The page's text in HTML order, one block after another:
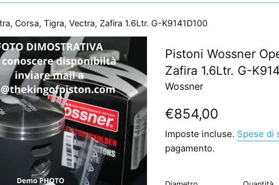
Corsa, Tigra, Vectra, Zafira 1.6Ltr. G-K9141D100
Pistoni Wossner
Zafira 1.6Ltr. G-
Wossner
Prezzo
listino
€854,00
Imposte incluse. Spese di
pagamento.